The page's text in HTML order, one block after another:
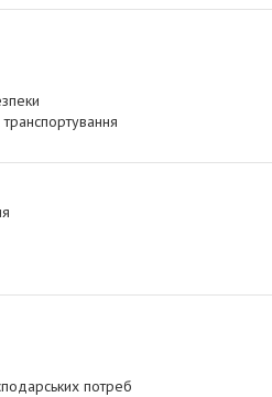
потреб